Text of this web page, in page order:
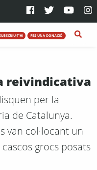
T'HI FES UNA DONACIÓ
reivindicativa
per la
de Catalunya.
van col·locant un
grocs posats